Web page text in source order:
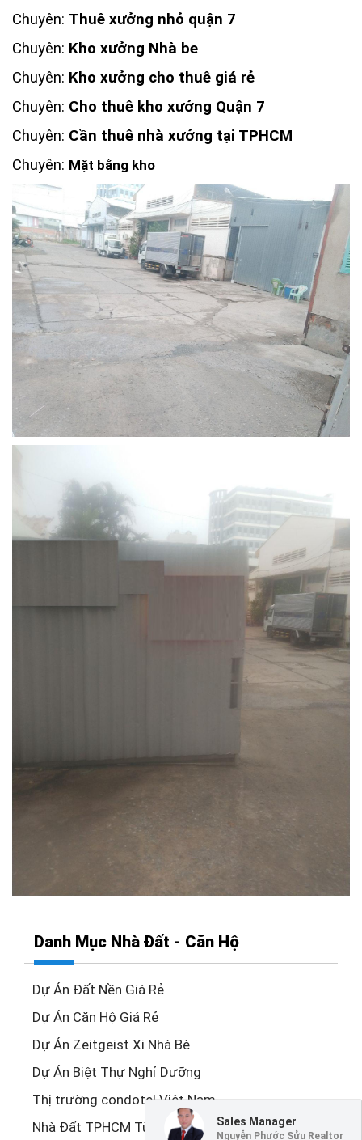
Chuyên: Thuê xưởng nhỏ quận 7
Chuyên: Kho xưởng Nhà be
Chuyên: Kho xưởng cho thuê giá rẻ
Chuyên: Cho thuê kho xưởng Quận 7
Chuyên: Cần thuê nhà xưởng tại TPHCM
Chuyên: Mặt bằng kho
Danh Mục Nhà Đất - Căn Hộ
Dự Án Đất Nền Giá Rẻ
Dự Án Căn Hộ Giá Rẻ
Dự Án Zeitgeist Xi Nhà Bè
Dự Án Biệt Thự Nghỉ Dưỡng
Thị trường condotel Việt Nam
Nhà Đất TPHCM Từ 10 Đến 12 TỷSales Manager
Nguyễn Phước Sửu Realtor